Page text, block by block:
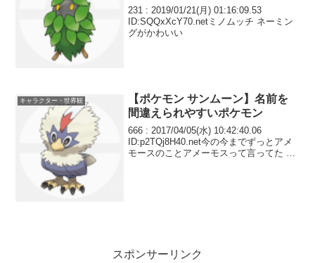
思う
231 : 2019/01/21(月) 01:16:09.53
ID:SQQxXcY70.netミノムッチ ネーミン
グがかわいい
キャラクター・世界観
【ポケモン サンムーン】名前を
間違えられやすいポケモン
666 : 2017/04/05(水) 10:42:40.06
ID:p2TQj8H40.net今の今までずっとアメ
モースのことアメーモスって言ってた な
スポンサーリンク